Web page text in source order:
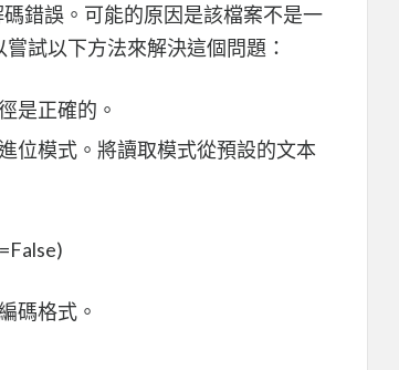
錯誤。可能的原因是該檔案不是一
試以下方法來解決這個問題：
是正確的。
位模式。將讀取模式從預設的文本
碼格式。